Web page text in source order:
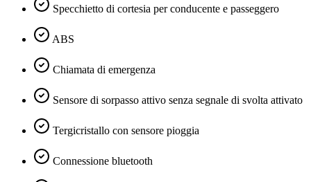
Specchietto di cortesia per conducente e passeggero
ABS
Chiamata di emergenza
Sensore di sorpasso attivo senza segnale di svolta attivato
Tergicristallo con sensore pioggia
Connessione bluetooth